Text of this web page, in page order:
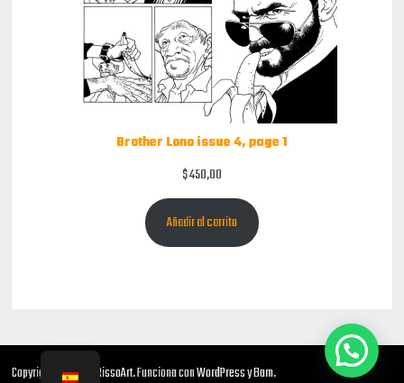
Brother Lono issue 4, page 1
$450,00
Añadir al carrito
Copyright © 2026 NRissoArt. Funciona conWordPressyBam.